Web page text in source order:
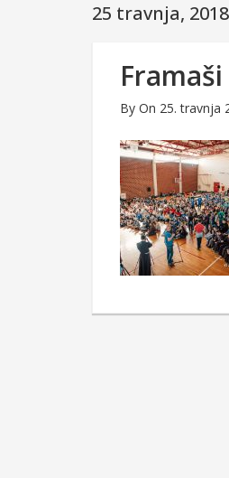
25 travnja, 2018
By On 25. travnja